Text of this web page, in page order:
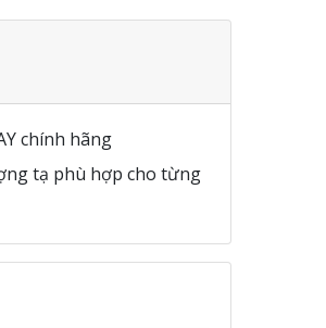
chính hãng
tạ phù hợp cho từng